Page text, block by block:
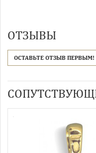
ОТЗЫВЫ
ОСТАВЬТЕ ОТЗЫВ ПЕРВЫМ!